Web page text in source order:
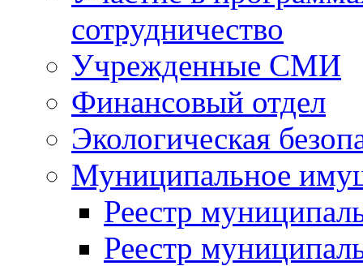
сотрудничество
Учрежденные СМИ
Финансовый отдел
Экологическая
Муниципальное
Реестр
Реестр